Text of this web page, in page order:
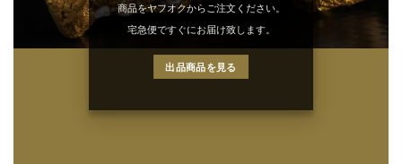
商品をヤフオクからご注文ください。
宅急便ですぐにお届け致します。
出品商品を見る